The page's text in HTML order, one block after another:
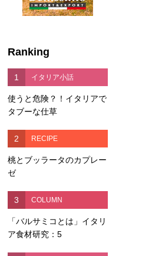
Ranking
1 イタリア小話
使うと危険？！イタリアで
タブーな仕草
2 RECIPE
桃とブッラータのカプレー
ゼ
3 COLUMN
「バルサミコとは」イタリ
ア食材研究：5